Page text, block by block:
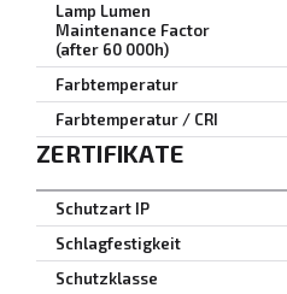
Lamp Lumen
Maintenance Factor
(after 60 000h)
Farbtemperatur
Farbtemperatur / CRI
ZERTIFIKATE
Schutzart IP
Schlagfestigkeit
Schutzklasse